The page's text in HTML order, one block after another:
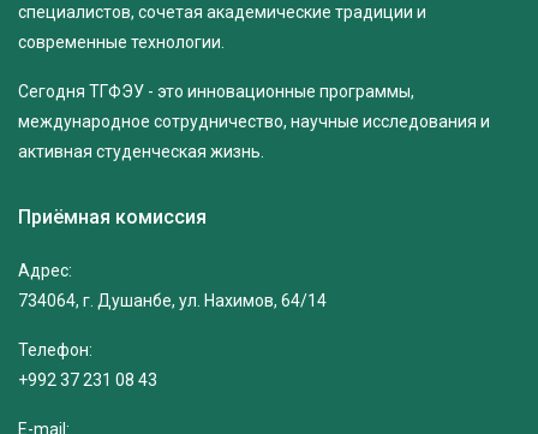
специалистов, сочетая академические традиции и
современные технологии.
Сегодня ТГФЭУ - это инновационные программы,
международное сотрудничество, научные исследования и
активная студенческая жизнь.
Приёмная комиссия
Адрес:
734064, г. Душанбе, ул. Нахимов, 64/14
Телефон:
+992 37 231 08 43
E-mail: